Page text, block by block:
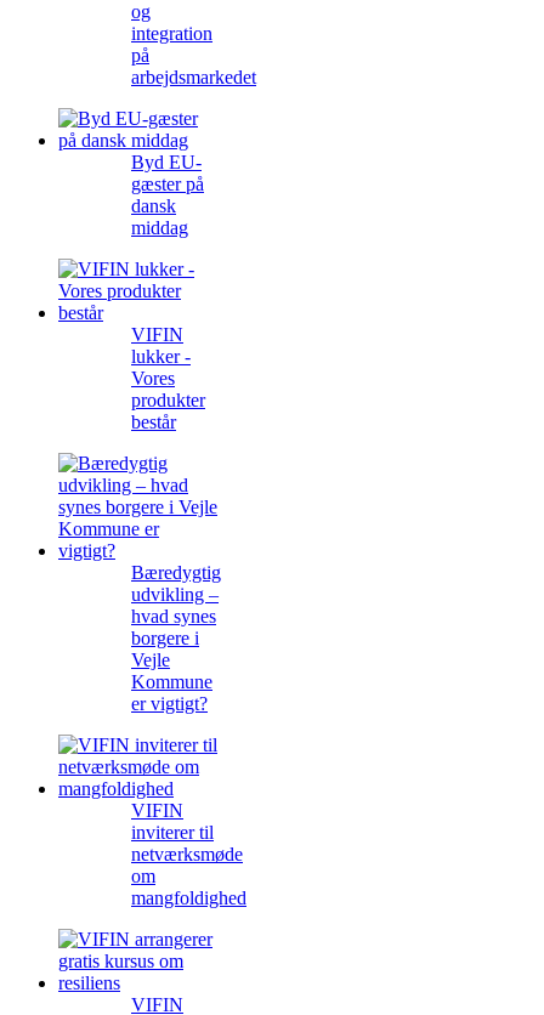
og
integration
på
arbejdsmarkedet
Byd EU-
gæster på
dansk
middag
VIFIN
lukker -
Vores
produkter
består
Bæredygtig
udvikling –
hvad synes
borgere i
Vejle
Kommune
er vigtigt?
VIFIN
inviterer til
netværksmøde
om
mangfoldighed
VIFIN